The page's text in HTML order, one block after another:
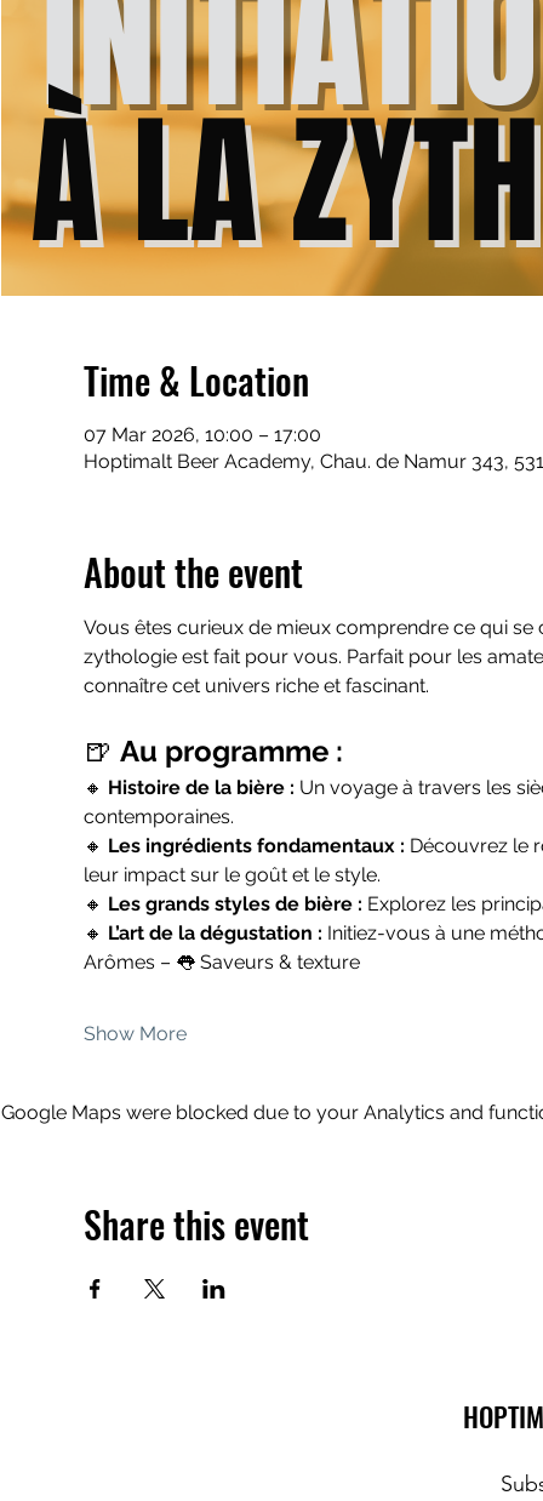
Time & Location
07 Mar 2026, 10:00 – 17:00
Hoptimalt Beer Academy, Chau. de Namur 343,
About the event
Vous êtes curieux de mieux comprendre ce qui se
zythologie est fait pour vous. Parfait pour les
connaître cet univers riche et fascinant.
🍺 Au programme :
🔸 Histoire de la bière : Un voyage à travers les
contemporaines.
🔸 Les ingrédients fondamentaux : Découvrez le
leur impact sur le goût et le style.
🔸 Les grands styles de bière : Explorez les
🔸 L’art de la dégustation : Initiez-vous à une
Arômes – 👅 Saveurs & texture
Show More
Google Maps were blocked due to your Analytics and
Share this event